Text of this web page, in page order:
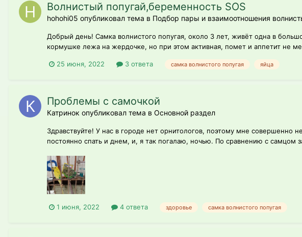
Волнистый попугай,беременность SOS
hohohi05 опубликовал тема в Подбор пары и взаимоотношения
Добрый день! Самка волнистого попугая, около 3 лет, живёт одна в
кормушке лежа на жердочке, но при этом активная, помет и аппетит не
25 июня, 2022 3 ответа самка волнистого попугая яйца
Проблемы с самочкой
Катринок опубликовал тема в Основной раздел
Здравствуйте! У нас в городе нет орнитологов, поэтому мне совершенно
постоянно спать и днем, и, я так погалаю, ночью. По сравнению с самцом
1 июня, 2022 4 ответа здоровье самка волнистого попугая